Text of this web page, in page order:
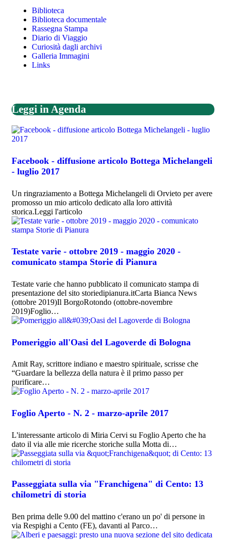
Biblioteca
Biblioteca documentale
Rassegna Stampa
Diario di Viaggio
Curiosità dagli archivi
Galleria Immagini
Links
Leggi in Agenda
Facebook - diffusione articolo Bottega Michelangeli
- luglio 2017
Un ringraziamento a Bottega Michelangeli di Orvieto per avere
promosso un mio articolo dedicato alla loro attività
storica.Leggi l'articolo
Testate varie - ottobre 2019 - maggio 2020 -
comunicato stampa Storie di Pianura
Testate varie che hanno pubblicato il comunicato stampa di
presentazione del sito storiedipianura.itCarta Bianca News
(ottobre 2019)Il BorgoRotondo (ottobre-novembre
2019)Foglio…
Pomeriggio all'Oasi del Lagoverde di Bologna
Amit Ray, scrittore indiano e maestro spirituale, scrisse che
“Guardare la bellezza della natura è il primo passo per
purificare…
Foglio Aperto - N. 2 - marzo-aprile 2017
L'interessante articolo di Miria Cervi su Foglio Aperto che ha
dato il via alle mie ricerche storiche sulla Motta di…
Passeggiata sulla via "Franchigena" di Cento: 13
chilometri di storia
Ben prima delle 9.00 del mattino c'erano un po' di persone in
via Respighi a Cento (FE), davanti al Parco…